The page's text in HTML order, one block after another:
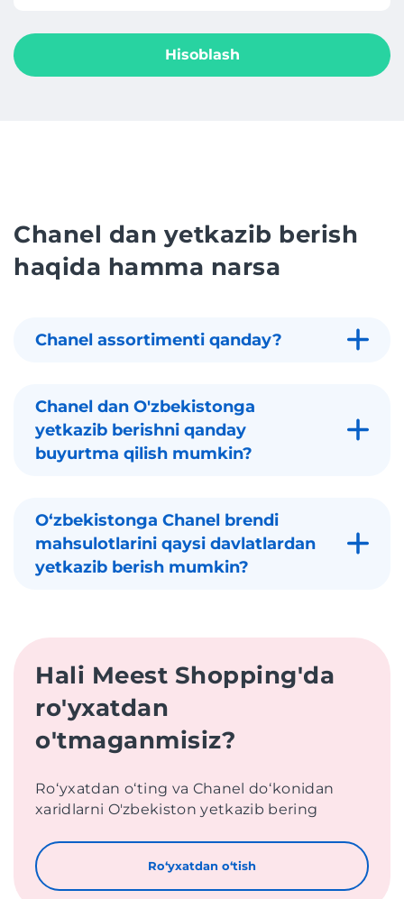
Hisoblash
Chanel dan yetkazib berish
haqida hamma narsa
Chanel assortimenti qanday?
Chanel dan O'zbekistonga
yetkazib berishni qanday
buyurtma qilish mumkin?
Oʻzbekistonga Chanel brendi
mahsulotlarini qaysi davlatlardan
yetkazib berish mumkin?
Hali Meest Shopping'da
ro'yxatdan
o'tmaganmisiz?
Roʻyxatdan oʻting va Chanel doʻkonidan
xaridlarni O'zbekiston yetkazib bering
Roʻyxatdan oʻtish